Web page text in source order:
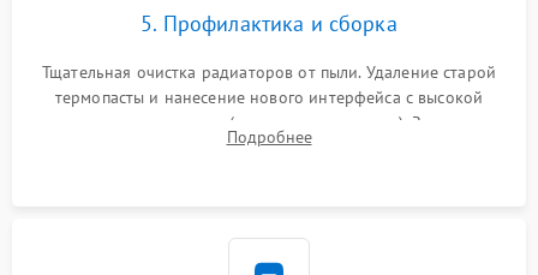
5. Профилактика и сборка
Тщательная очистка радиаторов от пыли. Удаление старой
термопасты и нанесение нового интерфейса с высокой
теплопроводностью (или жидкого металла). Замена
термопрокладок. Аккуратная сборка консоли и подключение
Подробнее